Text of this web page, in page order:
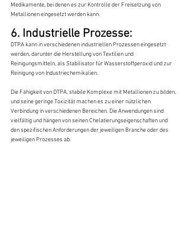
Medikamente, bei denen es zur Kontrolle der Freisetzung von
Metallionen eingesetzt werden kann.
6. Industrielle Prozesse:
DTPA kann in verschiedenen industriellen Prozessen eingesetzt
werden, darunter die Herstellung von Textilien und
Reinigungsmitteln, als Stabilisator für Wasserstoffperoxid und zur
Reinigung von Industriechemikalien.
Die Fähigkeit von DTPA, stabile Komplexe mit Metallionen zu bilden,
und seine geringe Toxizität machen es zu einer nützlichen
Verbindung in verschiedenen Bereichen. Die Anwendungen sind
vielfältig und hängen von seinen Chelatierungseigenschaften und
den spezifischen Anforderungen der jeweiligen Branche oder des
jeweiligen Prozesses ab.